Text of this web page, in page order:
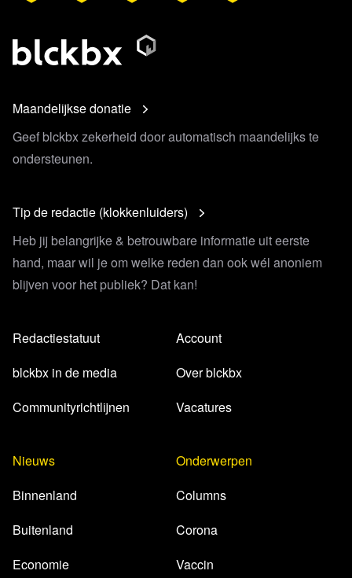
Maandelijkse donatie
Geef blckbx zekerheid door automatisch maandelijks te
ondersteunen.
Tip de redactie (klokkenluiders)
Heb jij belangrijke & betrouwbare informatie uit eerste
hand, maar wil je om welke reden dan ook wél anoniem
blijven voor het publiek? Dat kan!
Redactiestatuut
blckbx in de media
Communityrichtlijnen
Account
Over blckbx
Vacatures
Nieuws
Binnenland
Buitenland
Economie
Onderwerpen
Columns
Corona
Vaccin